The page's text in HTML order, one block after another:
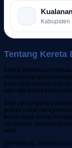
Kabupaten
Tentang Kereta
Kereta Bandara
mendukung akses
beberapa wilayah dan
atau titik transit
Bagi penumpang
praktis untuk
besar yang sering
yang tepat, perjalanan
awal.
Di Kereta.id, halaman